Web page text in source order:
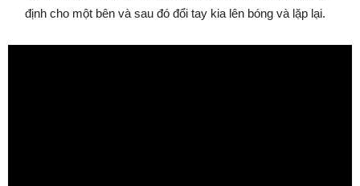
định cho một bên và sau đó đổi tay kia lên bóng và lặp lại.